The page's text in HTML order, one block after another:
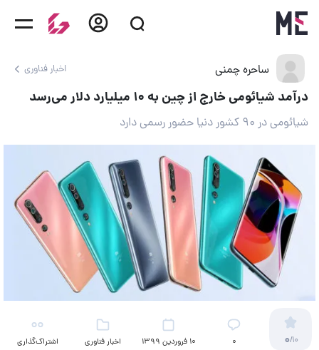
ساحره چمنی اخبار فناوری
درآمد شیائومی خارج از چین به ۱۰ میلیارد دلار می‌‌رسد
شیائومی در ۹۰ کشور دنیا حضور رسمی دارد
0/10 ۰ 10 فروردین 1399 اخبار فناوری اشتراک‌گذاری